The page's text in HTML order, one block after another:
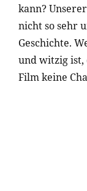
kann?
nicht so sehr
Geschichte.
und witzig ist,
Film keine